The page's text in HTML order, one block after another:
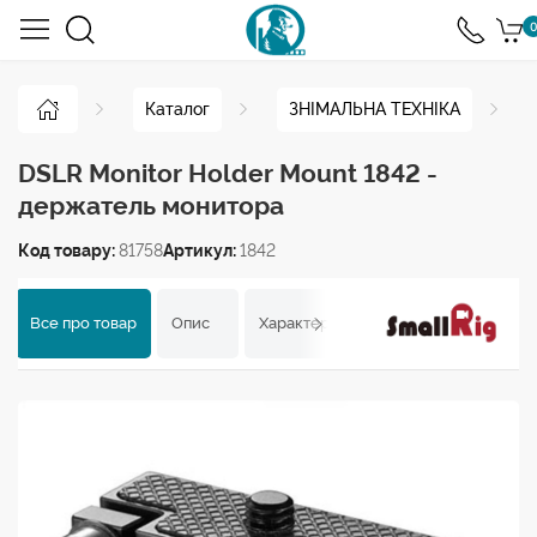
0
Каталог ЗНІМАЛЬНА ТЕХНІКА
DSLR Monitor Holder Mount 1842 -
держатель монитора
Код товару:81758Артикул:1842
Все про товар Опис Характеристики Відгуки